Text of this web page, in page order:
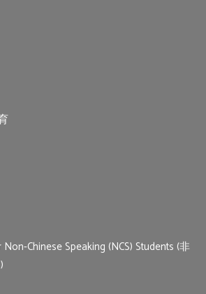
Chinese Speaking (NCS) Students (非